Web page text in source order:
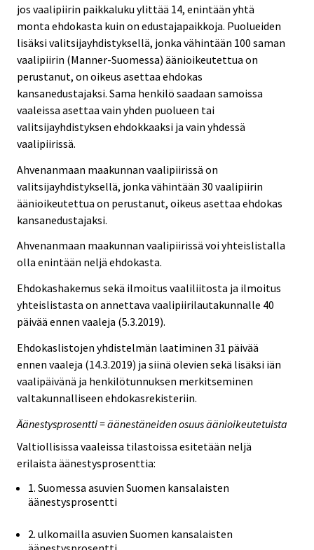
jos vaalipiirin paikkaluku ylittää 14, enintään yhtä
monta ehdokasta kuin on edustajapaikkoja. Puolueiden
lisäksi valitsijayhdistyksellä, jonka vähintään 100 saman
vaalipiirin (Manner-Suomessa) äänioikeutettua on
perustanut, on oikeus asettaa ehdokas
kansanedustajaksi. Sama henkilö saadaan samoissa
vaaleissa asettaa vain yhden puolueen tai
valitsijayhdistyksen ehdokkaaksi ja vain yhdessä
vaalipiirissä.
Ahvenanmaan maakunnan vaalipiirissä on
valitsijayhdistyksellä, jonka vähintään 30 vaalipiirin
äänioikeutettua on perustanut, oikeus asettaa ehdokas
kansanedustajaksi.
Ahvenanmaan maakunnan vaalipiirissä voi yhteislistalla
olla enintään neljä ehdokasta.
Ehdokashakemus sekä ilmoitus vaaliliitosta ja ilmoitus
yhteislistasta on annettava vaalipiirilautakunnalle 40
päivää ennen vaaleja (5.3.2019).
Ehdokaslistojen yhdistelmän laatiminen 31 päivää
ennen vaaleja (14.3.2019) ja siinä olevien sekä lisäksi iän
vaalipäivänä ja henkilötunnuksen merkitseminen
valtakunnalliseen ehdokasrekisteriin.
Äänestysprosentti = äänestäneiden osuus äänioikeutetuista
Valtiollisissa vaaleissa tilastoissa esitetään neljä
erilaista äänestysprosenttia:
1. Suomessa asuvien Suomen kansalaisten
äänestysprosentti
2. ulkomailla asuvien Suomen kansalaisten